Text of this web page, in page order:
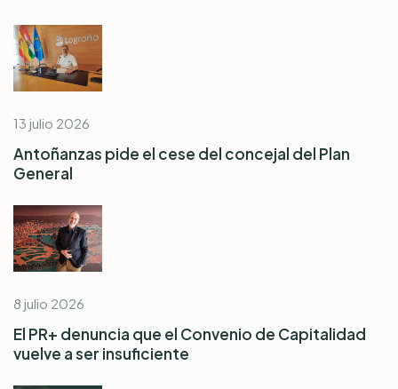
13 julio 2026
Antoñanzas pide el cese del concejal del Plan
General
8 julio 2026
El PR+ denuncia que el Convenio de Capitalidad
vuelve a ser insuficiente